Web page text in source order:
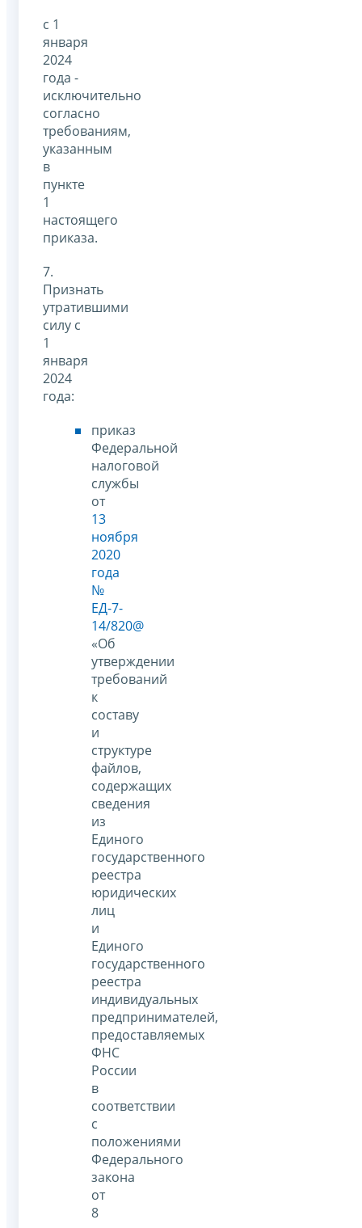
с 1
января
2024
года -
исключительно
согласно
требованиям,
указанным
в
пункте
1
настоящего
приказа.
7.
Признать
утратившими
силу с
1
января
2024
года:
приказ
Федеральной
налоговой
службы
от
13
ноября
2020
года
№
ЕД-7-
14/820@
«Об
утверждении
требований
к
составу
и
структуре
файлов,
содержащих
сведения
из
Единого
государственного
реестра
юридических
лиц
и
Единого
государственного
реестра
индивидуальных
предпринимателей,
предоставляемых
ФНС
России
в
соответствии
с
положениями
Федерального
закона
от
8